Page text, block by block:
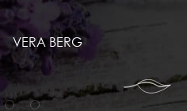
VERA BERG